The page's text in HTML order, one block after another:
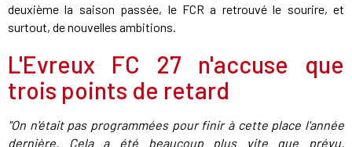
deuxième la saison passée, le FCR a retrouvé le sourire, et
surtout, de nouvelles ambitions.
L'Evreux FC 27 n'accuse que
trois points de retard
"On n'était pas programmées pour finir à cette place l'année
dernière. Cela a été beaucoup plus vite que prévu.